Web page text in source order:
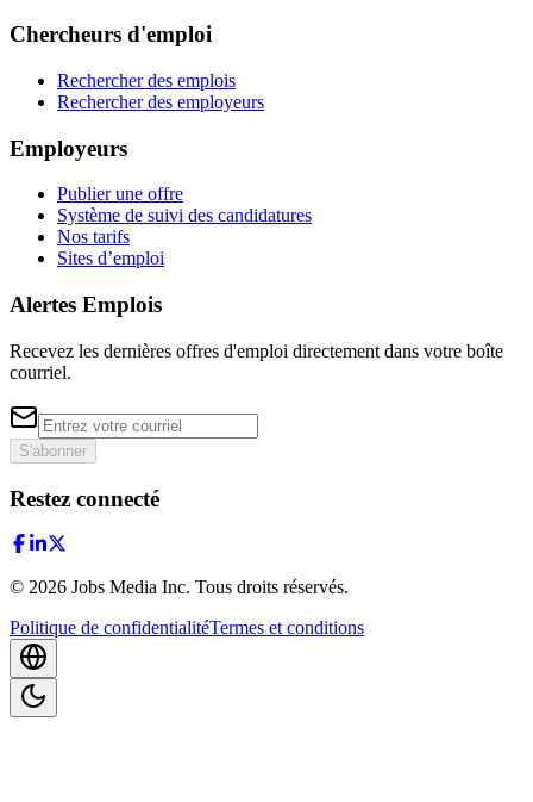
Chercheurs d'emploi
Rechercher des emplois
Rechercher des employeurs
Employeurs
Publier une offre
Système de suivi des candidatures
Nos tarifs
Sites d’emploi
Alertes Emplois
Recevez les dernières offres d'emploi directement dans votre boîte
courriel.
S'abonner
Restez connecté
© 2026 Jobs Media Inc. Tous droits réservés.
Politique de confidentialitéTermes et conditions